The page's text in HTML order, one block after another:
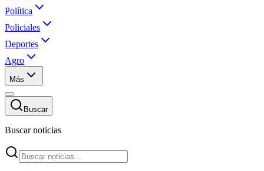
Política
Policiales
Deportes
Agro
Más
Buscar
Buscar noticias